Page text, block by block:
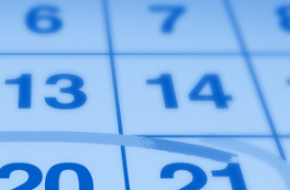
B2B di snowboard in
neve ad un livello
le date restano dal 19
definitivo per i brand sarà
e gli inviti ai negozi saranno